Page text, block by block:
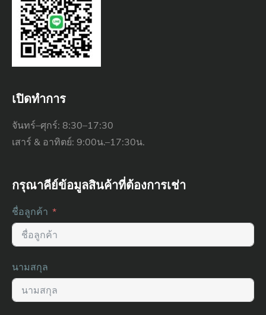
เปิดทำการ
จันทร์–ศุกร์: 8:30–17:30
เสาร์ & อาทิตย์: 9:00น.–17:30น.
กรุณาคีย์ข้อมูลสินค้าที่ต้องการเช่า
ชื่อลูกค้า
นามสกุล